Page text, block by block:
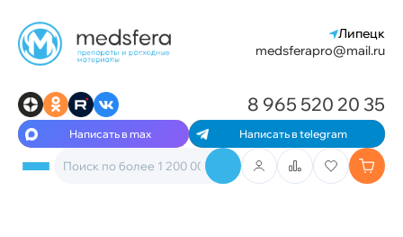
Липецк
medsferapro@mail.ru
Написать в max Написать в telegram
8 965 520 20 35